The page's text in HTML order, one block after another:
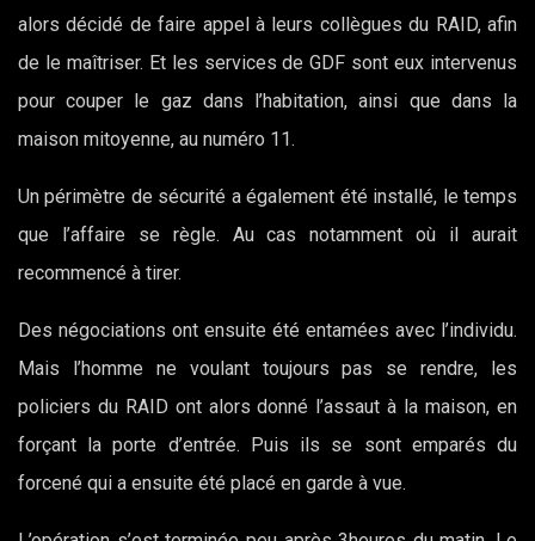
alors décidé de faire appel à leurs collègues du RAID, afin
de le maîtriser. Et les services de GDF sont eux intervenus
pour couper le gaz dans l’habitation, ainsi que dans la
maison mitoyenne, au numéro 11.
Un périmètre de sécurité a également été installé, le temps
que l’affaire se règle. Au cas notamment où il aurait
recommencé à tirer.
Des négociations ont ensuite été entamées avec l’individu.
Mais l’homme ne voulant toujours pas se rendre, les
policiers du RAID ont alors donné l’assaut à la maison, en
forçant la porte d’entrée. Puis ils se sont emparés du
forcené qui a ensuite été placé en garde à vue.